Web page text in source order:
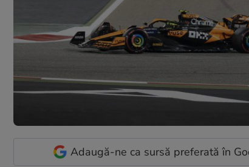
Adaugă-ne ca sursă preferată în